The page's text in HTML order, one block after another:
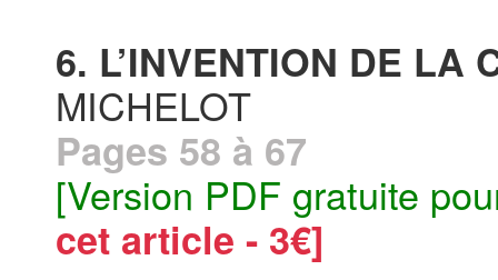
6. L’INVENTION DE LA
MICHELOT
Pages 58 à 67
[Version PDF gratuite
cet article - 3€]